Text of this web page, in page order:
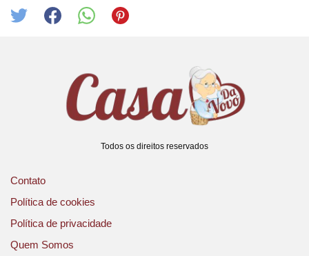
Todos os direitos reservados
Contato
Política de cookies
Política de privacidade
Quem Somos